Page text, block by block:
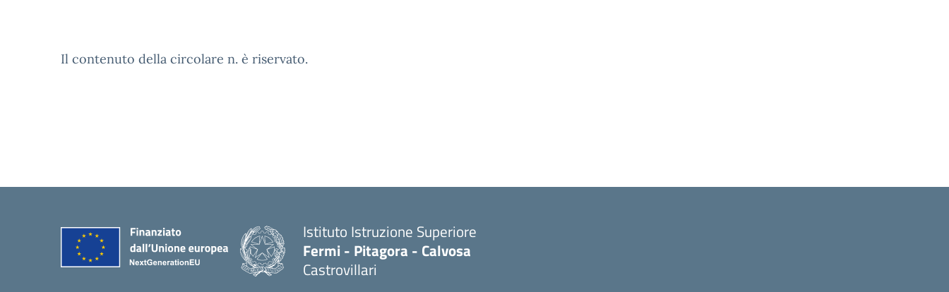
Il contenuto della circolare n. è riservato.
Istituto Istruzione Superiore
Fermi - Pitagora - Calvosa
Castrovillari